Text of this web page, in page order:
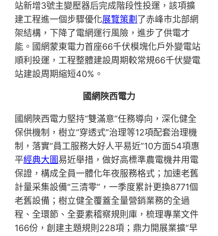
站新增3號主變壓器后完成階段性投運，該項擴
建工程進一個步驟優化展覽策劃 了赤峰市北部網
架結構，下降了電網運行風險，進步了供電才
能。國網蒙東電力首座66千伏模塊化戶外變電站
順利投運，工程整體建設周期較常規66千伏變電
站建設周期縮短40%。
國網陜西電力
國網陜西電力堅持“雙滿意”任務導向，深化健全
保供機制，樹立“穿透式”治理等12項配套治理機
制，落實“員工服務大好人平易近”10方面54項惠
平經典大圖易近舉措，做好高標準農電機井用電
保證，構成全員一體化年夜服務格式；加速老舊
計量采集設備“三清零”，一季度累計更換8771個
老舊設備；樹立健全覆蓋全量營銷業務的全過
程、全環節、全要素稽察規則庫，梳理專業文件
166份，創建主題規則228項；鼎力開展業擴“早